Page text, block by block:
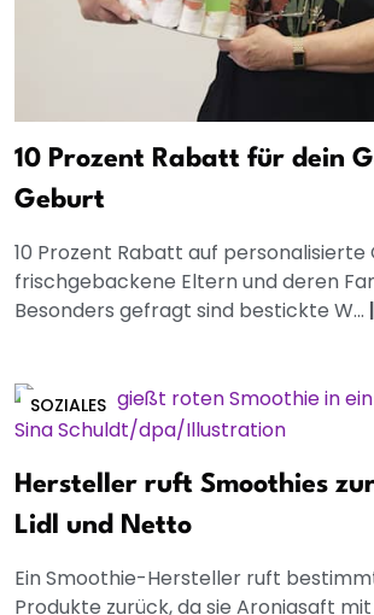
10 Prozent Rabatt für dein
Geburt
10 Prozent Rabatt auf personalisierte
frischgebackene Eltern und deren
Besonders gefragt sind bestickte W... |
SOZIALES
Hersteller ruft Smoothies
Lidl und Netto
Ein Smoothie-Hersteller ruft
Produkte zurück, da sie Aroniasaft